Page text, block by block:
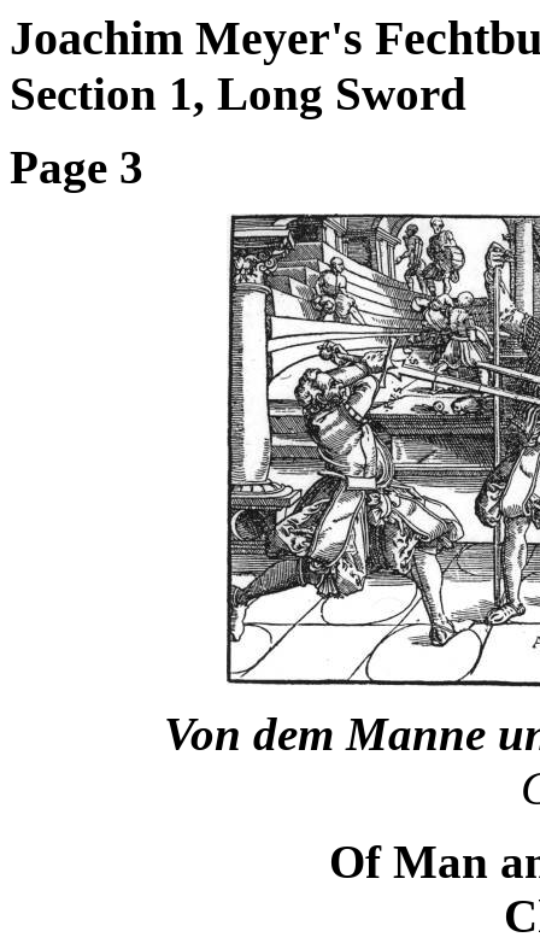
Joachim Meyer's
Section 1, Long Sword
Page 3
Von dem Manne
Of Man